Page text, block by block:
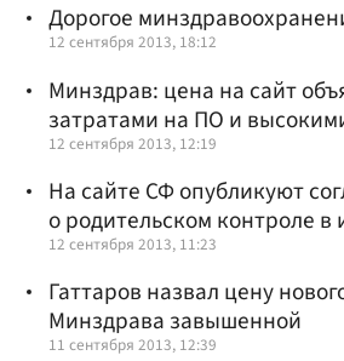
Дорогое
12 сентября 2013, 18:12
Минздрав: цена на сайт
затратами на ПО и
12 сентября 2013, 12:19
На сайте СФ опубликуют
о родительском контроле в
12 сентября 2013, 11:23
Гаттаров назвал цену
Минздрава завышенной
11 сентября 2013, 12:39